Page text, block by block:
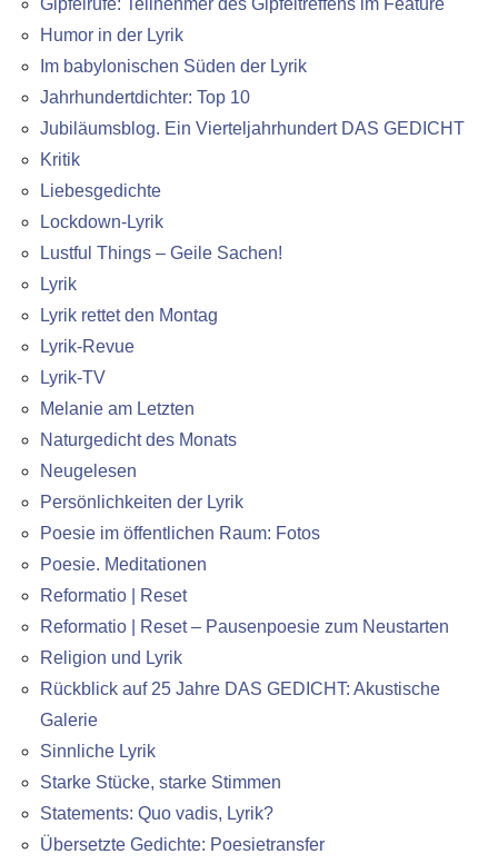
Humor in der Lyrik
Im babylonischen Süden der Lyrik
Jahrhundertdichter: Top 10
Jubiläumsblog. Ein Vierteljahrhundert DAS GEDICHT
Kritik
Liebesgedichte
Lockdown-Lyrik
Lustful Things – Geile Sachen!
Lyrik
Lyrik rettet den Montag
Lyrik-Revue
Lyrik-TV
Melanie am Letzten
Naturgedicht des Monats
Neugelesen
Persönlichkeiten der Lyrik
Poesie im öffentlichen Raum: Fotos
Poesie. Meditationen
Reformatio | Reset
Reformatio | Reset – Pausenpoesie zum Neustarten
Religion und Lyrik
Rückblick auf 25 Jahre DAS GEDICHT: Akustische
Galerie
Sinnliche Lyrik
Starke Stücke, starke Stimmen
Statements: Quo vadis, Lyrik?
Übersetzte Gedichte: Poesietransfer